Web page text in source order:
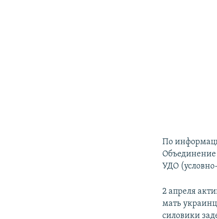
По
УДО
2 апреля
мать
силовики